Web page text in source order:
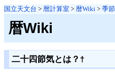
国立天文台 > 暦計算室 > 暦Wiki > 季節
暦Wiki
二十四節気とは？ †